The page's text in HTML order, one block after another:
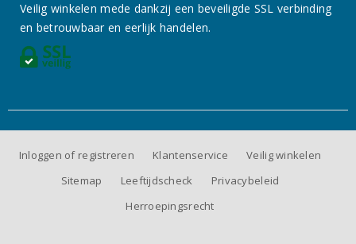
Veilig winkelen mede dankzij een beveiligde SSL verbinding
en betrouwbaar en eerlijk handelen.
Inloggen of registreren Klantenservice
Veilig winkelen
Sitemap
Leeftijdscheck
Privacybeleid
Herroepingsrecht